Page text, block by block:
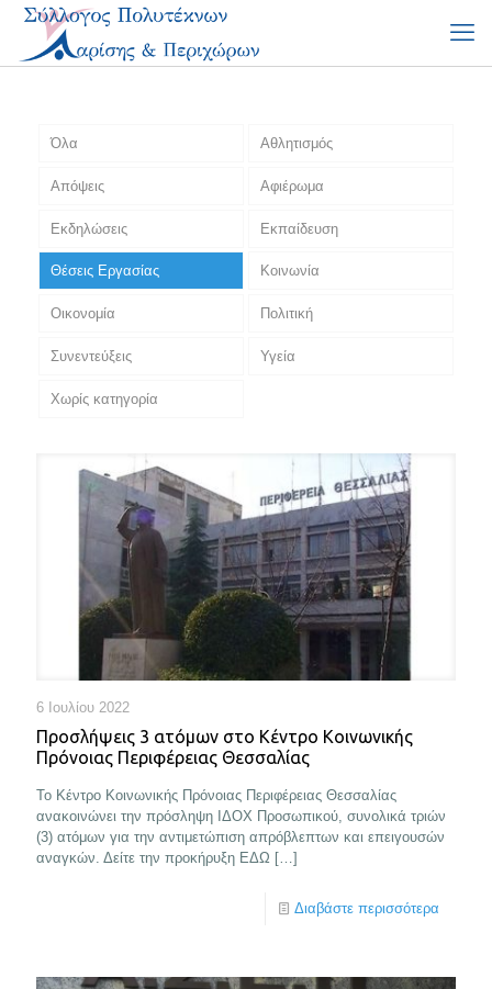
Όλα Αθλητισμός
Απόψεις Αφιέρωμα
Εκδηλώσεις Εκπαίδευση
Θέσεις Εργασίας Κοινωνία
Οικονομία Πολιτική
Συνεντεύξεις Υγεία
Χωρίς κατηγορία
6 Ιουλίου 2022
Προσλήψεις 3 ατόμων στο Κέντρο Κοινωνικής
Πρόνοιας Περιφέρειας Θεσσαλίας
Το Κέντρο Κοινωνικής Πρόνοιας Περιφέρειας Θεσσαλίας
ανακοινώνει την πρόσληψη ΙΔΟΧ Προσωπικού, συνολικά τριών
(3) ατόμων για την αντιμετώπιση απρόβλεπτων και επειγουσών
αναγκών. Δείτε την προκήρυξη ΕΔΩ […]
Διαβάστε περισσότερα